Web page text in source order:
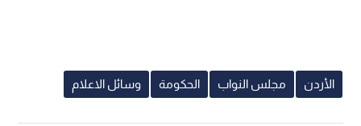
الأردن مجلس النواب الحكومة وسائل الاعلام